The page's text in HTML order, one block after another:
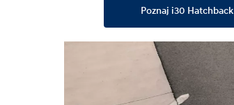
Poznaj i30 Hatchback